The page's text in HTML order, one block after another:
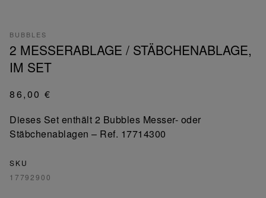
BUBBLES
2 MESSERABLAGE / STÄBCHENABLAGE,
IM SET
86,00 €
Dieses Set enthält 2 Bubbles Messer- oder
Stäbchenablagen – Ref. 17714300
SKU
17792900